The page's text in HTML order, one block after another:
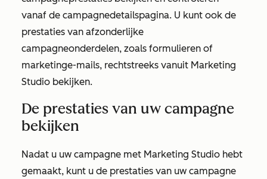
vanaf de campagnedetailspagina. U kunt ook de
prestaties van afzonderlijke
campagneonderdelen, zoals formulieren of
marketinge-mails, rechtstreeks vanuit Marketing
Studio bekijken.
De prestaties van uw campagne
bekijken
Nadat u uw campagne met Marketing Studio hebt
gemaakt, kunt u de prestaties van uw campagne